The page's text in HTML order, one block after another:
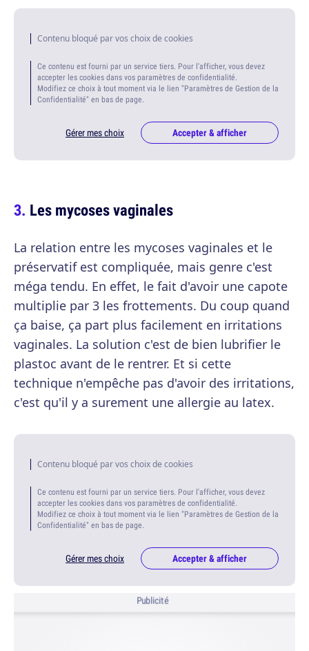
Contenu bloqué par vos choix de cookies
Ce contenu est fourni par un service tiers. Pour l'afficher, vous devez
accepter les cookies dans vos paramètres de confidentialité.
Modifiez ce choix à tout moment via le lien "Paramètres de Gestion de la
Confidentialité" en bas de page.
Gérer mes choix Accepter & afficher
Les mycoses vaginales
La relation entre les mycoses vaginales et le
préservatif est compliquée, mais genre c'est
méga tendu. En effet, le fait d'avoir une capote
multiplie par 3 les frottements. Du coup quand
ça baise, ça part plus facilement en irritations
vaginales. La solution c'est de bien lubrifier le
plastoc avant de le rentrer. Et si cette
technique n'empêche pas d'avoir des irritations,
c'est qu'il y a surement une allergie au latex.
Contenu bloqué par vos choix de cookies
Ce contenu est fourni par un service tiers. Pour l'afficher, vous devez
accepter les cookies dans vos paramètres de confidentialité.
Modifiez ce choix à tout moment via le lien "Paramètres de Gestion de la
Confidentialité" en bas de page.
Gérer mes choix Accepter & afficher
Publicité